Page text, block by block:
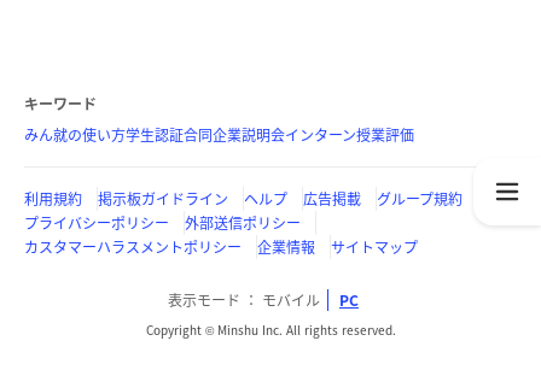
キーワード
みん就の使い方学生認証合同企業説明会インターン授業評価
利用規約 掲示板ガイドライン ヘルプ 広告掲載
グループ規約
プライバシーポリシー
外部送信ポリシー
カスタマーハラスメントポリシー
企業情報 サイトマップ
表示モード モバイル PC
Copyright © Minshu Inc. All rights reserved.